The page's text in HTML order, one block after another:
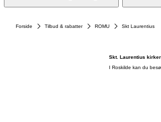
Forside Tilbud & rabatter ROMU Skt Laurentius
Skt. Laurentius
I Roskilde kan du